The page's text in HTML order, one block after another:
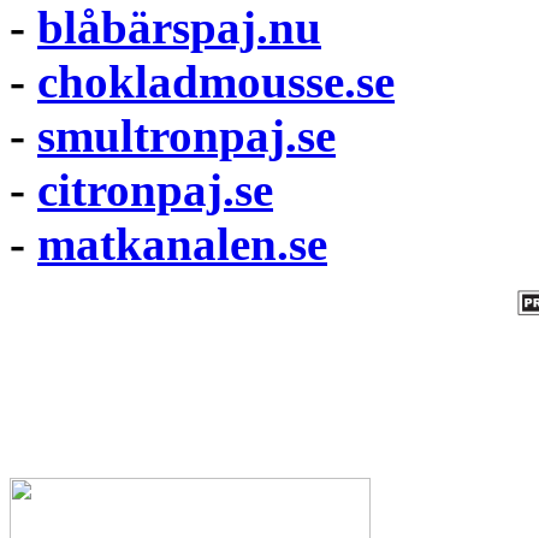
- blåbärspaj.nu
- chokladmousse.se
- smultronpaj.se
- citronpaj.se
- matkanalen.se